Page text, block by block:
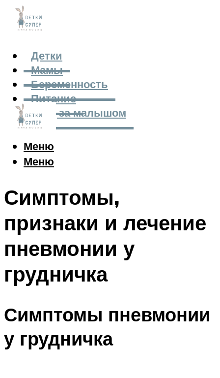
Детки
Мамы
Беременность
Питание
Уход за малышом
Меню
Меню
Симптомы,
признаки и лечение
пневмонии у
грудничка
Симптомы пневмонии
у грудничка